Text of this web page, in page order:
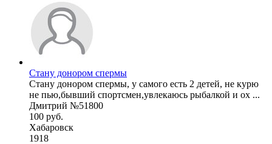
Стану донором спермы
Стану донором спермы, у самого есть 2 детей, не курю
не пью,бывший спортсмен,увлекаюсь рыбалкой и ох ...
Дмитрий №51800
100 руб.
Хабаровск
1918